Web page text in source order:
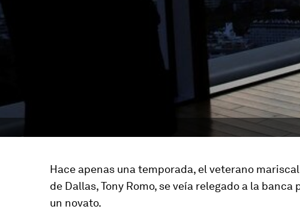
Hace apenas una temporada, el veterano
de Dallas, Tony Romo, se veía relegado a la
un novato.